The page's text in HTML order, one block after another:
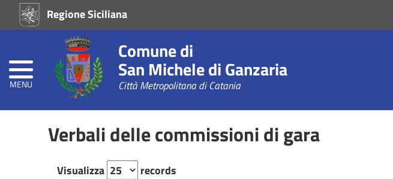
Regione Siciliana
Comune di
San Michele di Ganzaria
Città Metropolitana di Catania
MENU
Home
di
Concessione
Atti
Verbali delle commissioni di gara
Visualizza records